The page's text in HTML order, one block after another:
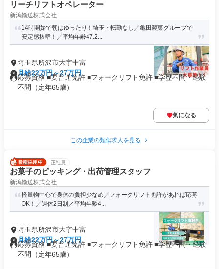
リーチリフトオペレーター
新潟輸送株式会社
14時開始で朝はゆったり！埼玉・転勤なし／亀田製菓グループで
安定感抜群！／平均年齢47.2...
埼玉県所沢市大字中富
月給22万円～27万円
応募資格 ■要普通免許 ■フォークリフト免許 ■学歴不問・経験
不問（定年65歳）
気になる
この企業の類似求人を見る
正社員
お菓子のピッキング・出荷管理スタッフ
新潟輸送株式会社
軽量物中心で身体の負担少なめ／フォークリフト免許があれば応募
OK！／週休2日制／平均年齢4...
埼玉県所沢市大字中富
月給22万円～27万円
応募資格 ■要普通免許 ■フォークリフト免許 ■学歴不問・経験
不問（定年65歳）